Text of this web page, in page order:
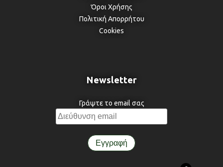
Όροι Χρήσης
Πολιτική Απορρήτου
Cookies
Newsletter
Γράψτε το email σας